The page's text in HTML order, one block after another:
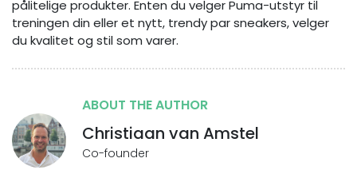
pålitelige produkter. Enten du velger Puma-utstyr til
treningen din eller et nytt, trendy par sneakers, velger
du kvalitet og stil som varer.
ABOUT THE AUTHOR
Christiaan van Amstel
Co-founder